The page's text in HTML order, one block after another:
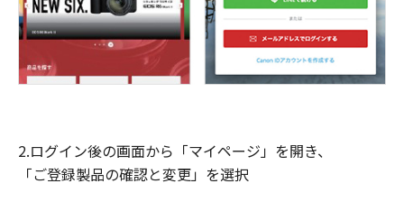
2.ログイン後の画面から「マイページ」を開き、
「ご登録製品の確認と変更」を選択